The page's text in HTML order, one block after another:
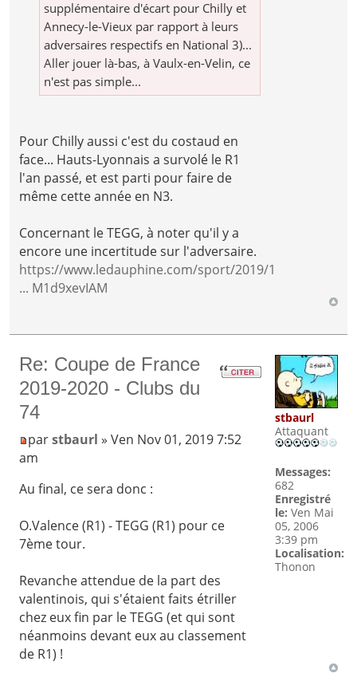
supplémentaire d'écart pour Chilly et
Annecy-le-Vieux par rapport à leurs
adversaires respectifs en National 3)...
Aller jouer là-bas, à Vaulx-en-Velin, ce
n'est pas simple...
Pour Chilly aussi c'est du costaud en
face... Hauts-Lyonnais a survolé le R1
l'an passé, et est parti pour faire de
même cette année en N3.
Concernant le TEGG, à noter qu'il y a
encore une incertitude sur l'adversaire.
https://www.ledauphine.com/sport/2019/1
... M1d9xevIAM
Re: Coupe de France
2019-2020 - Clubs du
74
parstbaurl » Ven Nov 01, 2019 7:52
am
Au final, ce sera donc :
O.Valence (R1) - TEGG (R1) pour ce
7ème tour.
Revanche attendue de la part des
valentinois, qui s'étaient faits étriller
chez eux fin par le TEGG (et qui sont
néanmoins devant eux au classement
de R1) !
stbaurl
Attaquant
Messages:
682
Enregistré
le: Ven Mai
05, 2006
3:39 pm
Localisation:
Thonon